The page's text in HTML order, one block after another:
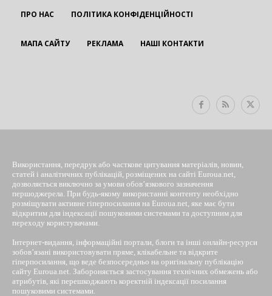
ПРО НАС ПОЛІТИКА КОНФІДЕНЦІЙНОСТІ
МАПА САЙТУ РЕКЛАМА НАШІ КОНТАКТИ
Використання, передрук або часткове цитування матеріалів, новин,
статей і аналітичних публікацій, розміщених на сайті Euroua.net,
дозволяється виключно за умови обов’язкового зазначення
першоджерела. При будь-якому використанні контенту необхідно
розміщувати активне гіперпосилання на Euroua.net, яке має бути
відкритим для індексації пошуковими системами та доступним для
переходу користувачами.
Інтернет-видання, інформаційні портали, блоги та інші онлайн-ресурси
зобов’язані використовувати пряме, клікабельне та відкрите
гіперпосилання, що веде безпосередньо на оригінальну публікацію
сайту Euroua.net. Забороняється застосування технічних обмежень або
атрибутів, які перешкоджають коректній індексації посилання
пошуковими системами.